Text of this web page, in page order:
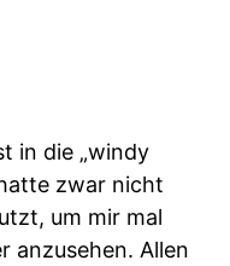
in die „windy
zwar nicht
um mir mal
anzusehen. Allen